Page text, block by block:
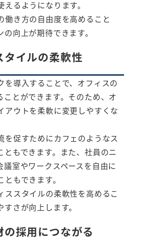
るようになります。
働き方の自由度を高めること
向上が期待できます。
タイルの柔軟性
を導入することで、オフィスの
ことができます。そのため、オ
アウトを柔軟に変更しやすくな
を促すためにカフェのようなス
ともできます。また、社員のニ
議室やワークスペースを自由に
もできます。
ススタイルの柔軟性を高めるこ
さが向上します。
採用につながる